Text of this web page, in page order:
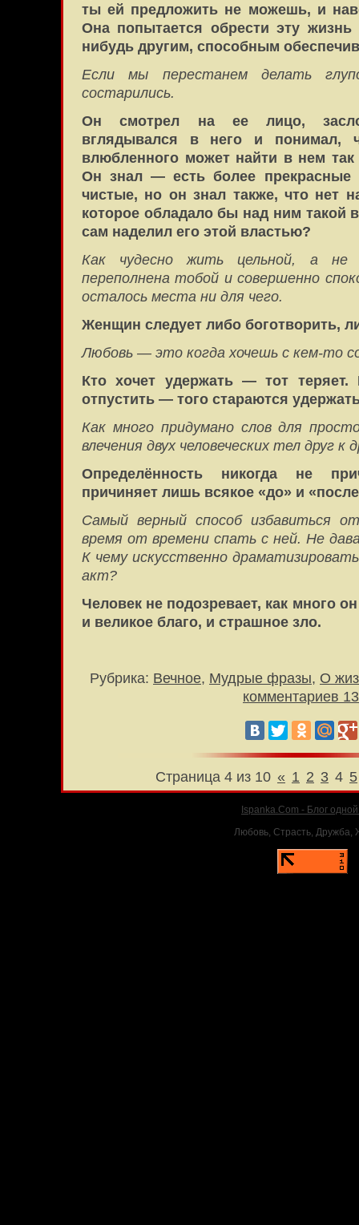
ты ей предложить не можешь, и
Она попытается обрести эту
нибудь другим, способным
Если мы перестанем делать
состарились.
Он смотрел на ее лицо,
вглядывался в него и понимал,
влюбленного может найти в нем так
Он знал — есть более
чистые, но он знал также, что нет
которое обладало бы над ним такой
сам наделил его этой властью?
Как чудесно жить цельной, а не
переполнена тобой и совершенно
осталось места ни для чего.
Женщин следует либо боготворить,
Любовь — это когда хочешь с кем-то
Кто хочет удержать — тот
отпустить — того стараются
Как много придумано слов для
влечения двух человеческих тел друг к
Определённость никогда не
причиняет лишь всякое «до» и
Самый верный способ избавиться
время от времени спать с ней. Не
К чему искусственно
акт?
Человек не подозревает, как много
и великое благо, и страшное зло.
Рубрика: Вечное, Мудрые фразы, О
комментариев 13
Страница 4 из 10 « 1 2 3 4 5
Ispanka.Com - Блог
Любовь, Страсть, Дружба,